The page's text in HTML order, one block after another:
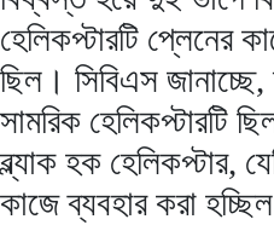
হেলিকপ্টারটি প্লেনের
ছিল। সিবিএস জানাচ্ছে,
সামরিক হেলিকপ্টারটি
ব্ল্যাক হক হেলিকপ্টার,
কাজে ব্যবহার করা